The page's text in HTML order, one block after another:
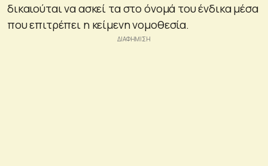
δικαιούται να ασκεί τα στο όνομά του ένδικα μέσα
που επιτρέπει η κείμενη νομοθεσία.